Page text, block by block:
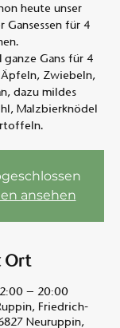
heute unser
Gansessen für 4
ganze Gans für 4
Zwiebeln,
dazu mildes
Malzbierknödel
ansehen
Ort
– 20:00
Friedrich-
Neuruppin,